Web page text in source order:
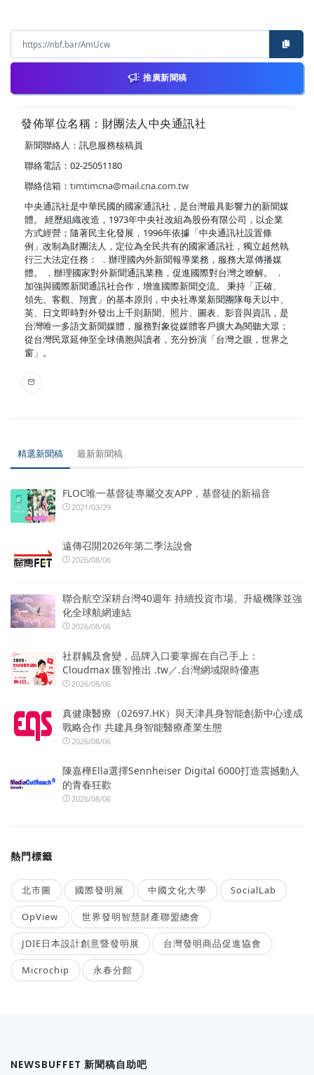
推廣新聞稿
發佈單位名稱：財團法人中央通訊社
新聞聯絡人：訊息服務核稿員
聯絡電話：02-25051180
聯絡信箱： timtimcna@mail.cna.com.tw
中央通訊社是中華民國的國家通訊社，是台灣最具影響力的新聞媒
體。 經歷組織改造，1973年中央社改組為股份有限公司，以企業
方式經營；隨著民主化發展，1996年依據「中央通訊社設置條
例」改制為財團法人，定位為全民共有的國家通訊社，獨立超然執
行三大法定任務： ．辦理國內外新聞報導業務，服務大眾傳播媒
體。 ．辦理國家對外新聞通訊業務，促進國際對台灣之瞭解。 ．
加強與國際新聞通訊社合作，增進國際新聞交流。 秉持「正確、
領先、客觀、翔實」的基本原則，中央社專業新聞團隊每天以中、
英、日文即時對外發出上千則新聞、照片、圖表、影音與資訊，是
台灣唯一多語文新聞媒體，服務對象從媒體客戶擴大為閱聽大眾；
從台灣民眾延伸至全球僑胞與讀者，充分扮演「台灣之眼，世界之
窗」。
精選新聞稿 最新新聞稿
FLOC唯一基督徒專屬交友APP，基督徒的新福音
2021/03/29
遠傳召開2026年第二季法說會
2026/08/06
聯合航空深耕台灣40週年 持續投資市場、升級機隊並強
化全球航網連結
2026/08/06
社群觸及會變，品牌入口要掌握在自己手上：
Cloudmax 匯智推出 .tw／.台灣網域限時優惠
2026/08/06
真健康醫療（02697.HK）與天津具身智能創新中心達成
戰略合作 共建具身智能醫療產業生態
2026/08/06
陳嘉樺Ella選擇Sennheiser Digital 6000打造震撼動人
的青春狂歡
2026/08/06
熱門標籤
北市圖 國際發明展 中國文化大學 SocialLab
OpView 世界發明智慧財產聯盟總會
JDIE日本設計創意暨發明展 台灣發明商品促進協會
Microchip 永春分館
NEWSBUFFET 新聞稿自助吧